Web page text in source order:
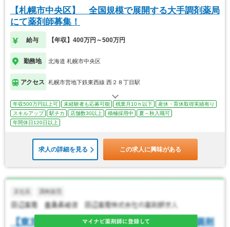
【札幌市中央区】 全国規模で展開する大手調剤薬局
にて薬剤師募集！
給与 【年収】400万円～500万円
勤務地 北海道 札幌市中央区
アクセス 札幌市営地下鉄東西線 西２８丁目駅
年収500万円以上可 未経験者も応募可能 残業月10ｈ以下
産休・育休取得実績有り
スキルアップ
駅チカ 店舗数30以上 積極採用中
夏～秋入職可
年間休日120日以上
求人の詳細を見る この求人に興味がある